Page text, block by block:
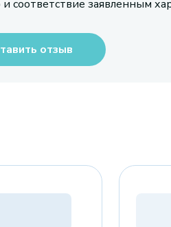
и соответствие заявленным
отзыв